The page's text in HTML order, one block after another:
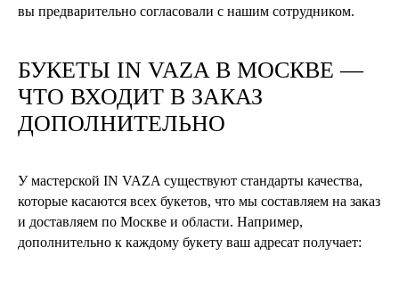
вы предварительно согласовали с нашим сотрудником.
БУКЕТЫ IN VAZA В МОСКВЕ —
ЧТО ВХОДИТ В ЗАКАЗ
ДОПОЛНИТЕЛЬНО
У мастерской IN VAZA существуют стандарты качества,
которые касаются всех букетов, что мы составляем на заказ
и доставляем по Москве и области. Например,
дополнительно к каждому букету ваш адресат получает: